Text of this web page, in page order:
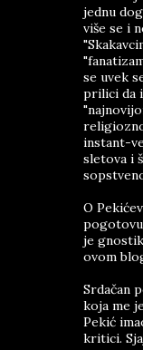
jednu
više se i
se uvek
prilici da
instant-
sletova i
O
pogotovu
je
ovom
Srdačan
koja me
Pekić
kritici.